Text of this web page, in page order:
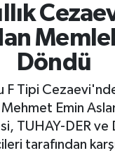
Döndü
F Tipi
Emin
TUHAY-DER ve
tarafından
Yoğunluk Haritası
Durumu ve Fikstür
Haberleri